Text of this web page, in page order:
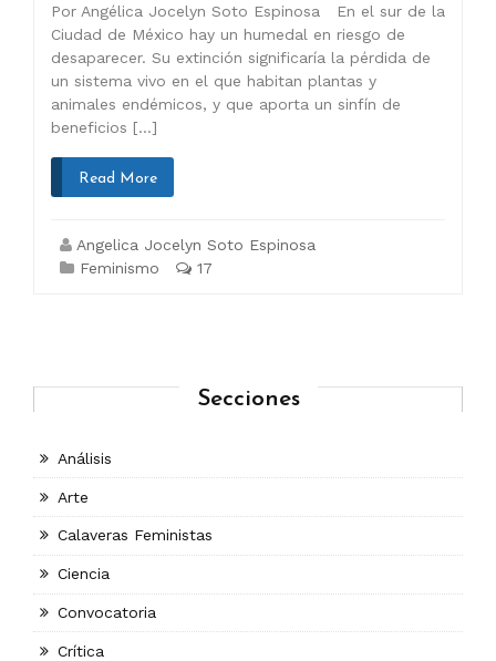
Por Angélica Jocelyn Soto Espinosa En el sur de la
Ciudad de México hay un humedal en riesgo de
desaparecer. Su extinción significaría la pérdida de
un sistema vivo en el que habitan plantas y
animales endémicos, y que aporta un sinfín de
beneficios […]
Read More
Angelica Jocelyn Soto Espinosa
Feminismo
17
Secciones
Análisis
Arte
Calaveras Feministas
Ciencia
Convocatoria
Crítica